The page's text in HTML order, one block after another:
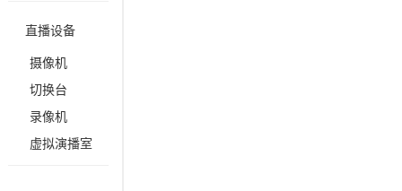
直播设备
摄像机
切换台
录像机
虚拟演播室